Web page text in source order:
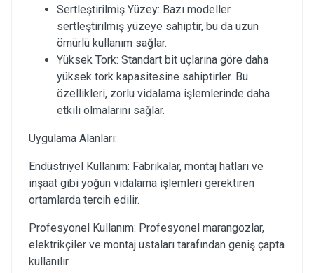
Sertleştirilmiş Yüzey: Bazı modeller
sertleştirilmiş yüzeye sahiptir, bu da uzun
ömürlü kullanım sağlar.
Yüksek Tork: Standart bit uçlarına göre daha
yüksek tork kapasitesine sahiptirler. Bu
özellikleri, zorlu vidalama işlemlerinde daha
etkili olmalarını sağlar.
Uygulama Alanları:
Endüstriyel Kullanım: Fabrikalar, montaj hatları ve
inşaat gibi yoğun vidalama işlemleri gerektiren
ortamlarda tercih edilir.
Profesyonel Kullanım: Profesyonel marangozlar,
elektrikçiler ve montaj ustaları tarafından geniş çapta
kullanılır.